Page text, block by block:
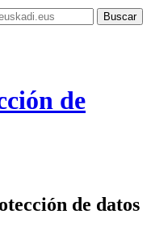
de
de datos